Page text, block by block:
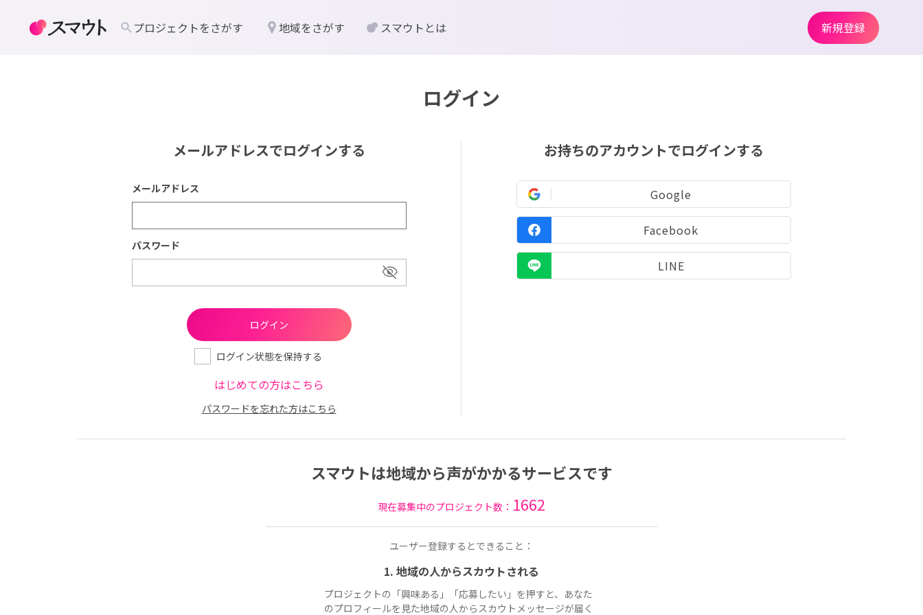
ログイン
メールアドレスでログインする
メールアドレス
パスワード
ログイン状態を保持する
はじめての方はこちら
パスワードを忘れた方はこちら
お持ちのアカウントでログインする
Google
Facebook
LINE
スマウトは地域から声がかかるサービスです
現在募集中のプロジェクト数： 1662
ユーザー登録するとできること：
1. 地域の人からスカウトされる
プロジェクトの「興味ある」「応募したい」を押すと、あなた
のプロフィールを見た地域の人からスカウトメッセージが届く
プロジェクトをさがす 地域をさがす スマウトとは 新規登録